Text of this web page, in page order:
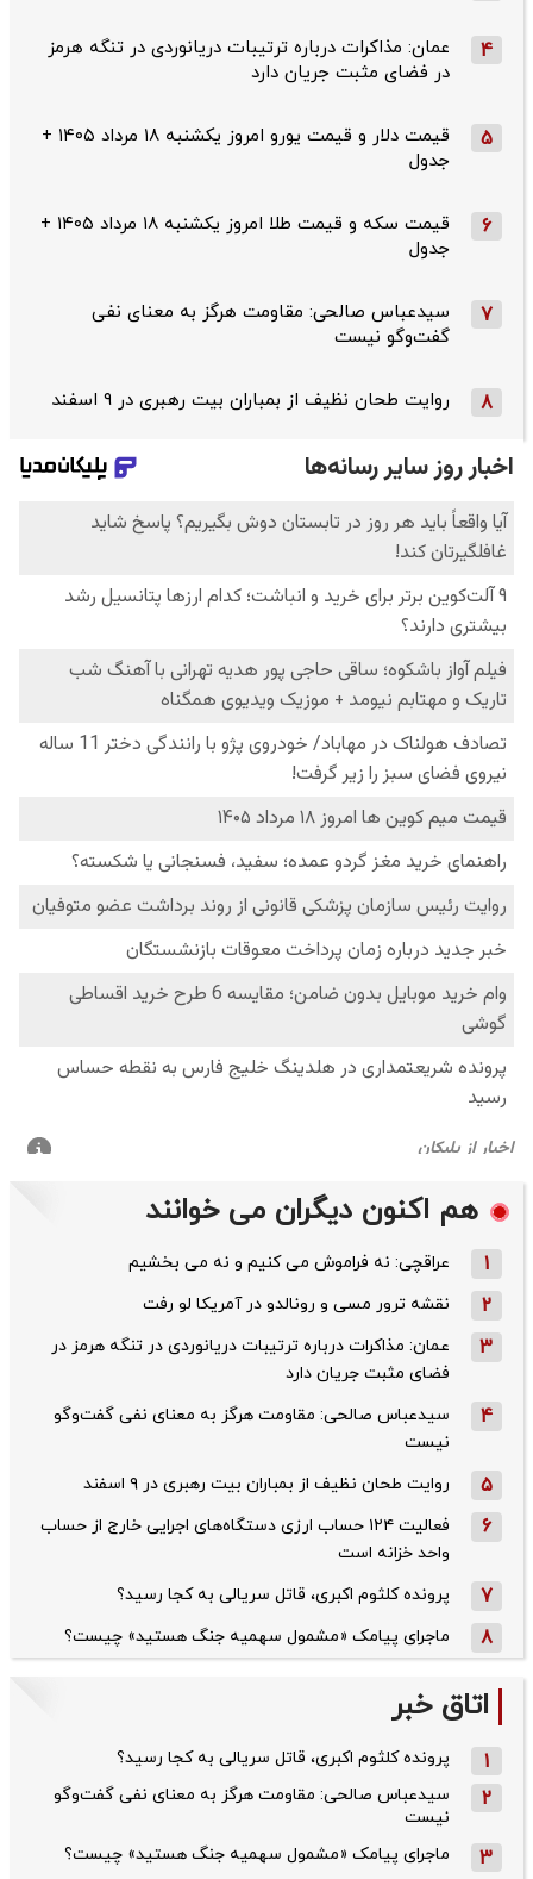
4
عمان: مذاکرات درباره ترتیبات دریانوردی در تنگه هرمز
در فضای مثبت جریان دارد
5
قیمت دلار و قیمت یورو امروز یکشنبه ۱۸ مرداد ۱۴۰۵ +
جدول
6
قیمت سکه و قیمت طلا امروز یکشنبه ۱۸ مرداد ۱۴۰۵ +
جدول
7
سیدعباس صالحی: مقاومت هرگز به معنای نفی
گفت‌وگو نیست
8 روایت طحان‌ نظیف از بمباران بیت رهبری در ۹ اسفند
هم اکنون دیگران می خوانند
1 عراقچی: نه فراموش می کنیم و نه می بخشیم
2 نقشه ترور مسی و رونالدو در آمریکا لو رفت
3
عمان: مذاکرات درباره ترتیبات دریانوردی در تنگه هرمز در
فضای مثبت جریان دارد
4
سیدعباس صالحی: مقاومت هرگز به معنای نفی گفت‌وگو
نیست
5 روایت طحان‌ نظیف از بمباران بیت رهبری در ۹ اسفند
6
فعالیت ۱۲۴ حساب ارزی دستگاه‌های اجرایی خارج از حساب
واحد خزانه است
7 پرونده کلثوم اکبری، قاتل سریالی به کجا رسید؟
8 ماجرای پیامک «مشمول سهمیه جنگ هستید» چیست؟
اتاق خبر
1 پرونده کلثوم اکبری، قاتل سریالی به کجا رسید؟
2
سیدعباس صالحی: مقاومت هرگز به معنای نفی گفت‌وگو
نیست
3 ماجرای پیامک «مشمول سهمیه جنگ هستید» چیست؟